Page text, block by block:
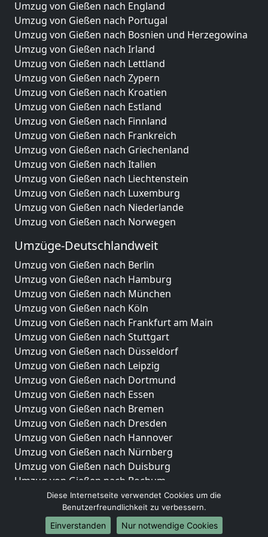
Umzug von Gießen nach England
Umzug von Gießen nach Portugal
Umzug von Gießen nach Bosnien und Herzegowina
Umzug von Gießen nach Irland
Umzug von Gießen nach Lettland
Umzug von Gießen nach Zypern
Umzug von Gießen nach Kroatien
Umzug von Gießen nach Estland
Umzug von Gießen nach Finnland
Umzug von Gießen nach Frankreich
Umzug von Gießen nach Griechenland
Umzug von Gießen nach Italien
Umzug von Gießen nach Liechtenstein
Umzug von Gießen nach Luxemburg
Umzug von Gießen nach Niederlande
Umzug von Gießen nach Norwegen
Umzüge-Deutschlandweit
Umzug von Gießen nach Berlin
Umzug von Gießen nach Hamburg
Umzug von Gießen nach München
Umzug von Gießen nach Köln
Umzug von Gießen nach Frankfurt am Main
Umzug von Gießen nach Stuttgart
Umzug von Gießen nach Düsseldorf
Umzug von Gießen nach Leipzig
Umzug von Gießen nach Dortmund
Umzug von Gießen nach Essen
Umzug von Gießen nach Bremen
Umzug von Gießen nach Dresden
Umzug von Gießen nach Hannover
Umzug von Gießen nach Nürnberg
Umzug von Gießen nach Duisburg
Umzug von Gießen nach Bochum
Umzug von Gießen nach Wuppertal
Umzug von Gießen nach Bielefeld
Umzug von Gießen nach Bonn
Diese Internetseite verwendet Cookies um die
Benutzerfreundlichkeit zu verbessern.
Einverstanden Nur notwendige Cookies